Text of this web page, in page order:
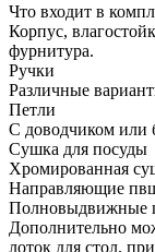
Что входит в
Корпус,
фурнитура.
Ручки
Различные
Петли
С доводчиком или
Сушка для посуды
Хромированная
Направляющие
Полновыдвижные
Дополнительно
лоток для стол.